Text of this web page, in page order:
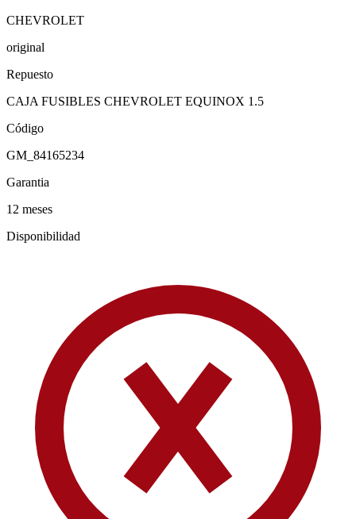
CHEVROLET
original
Repuesto
CAJA FUSIBLES CHEVROLET EQUINOX 1.5
Código
GM_84165234
Garantia
12 meses
Disponibilidad